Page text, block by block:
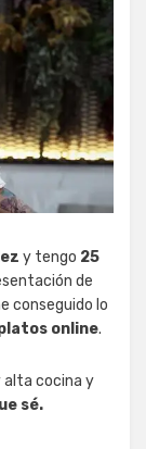
y tengo 25
de
conseguido lo
online.
alta cocina y
sé.